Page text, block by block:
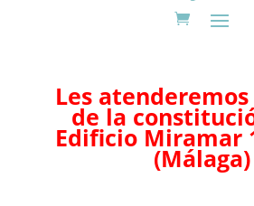
Les atenderemos
de la
Edificio Miramar
(Málaga)